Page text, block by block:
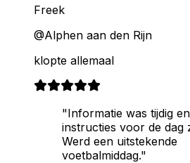
Freek
@Alphen aan den Rijn
klopte allemaal
"Informatie was tijdig
instructies voor de dag
Werd een uitstekende
voetbalmiddag."